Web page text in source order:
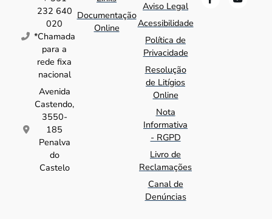
232 640
020
*Chamada
para a
rede fixa
nacional
Avenida
Castendo,
3550-
185
Penalva
do
Castelo
Documentação
Online
Aviso Legal
Acessibilidade
Política de
Privacidade
Resolução
de Litígios
Online
Nota
Informativa
- RGPD
Livro de
Reclamações
Canal de
Denúncias